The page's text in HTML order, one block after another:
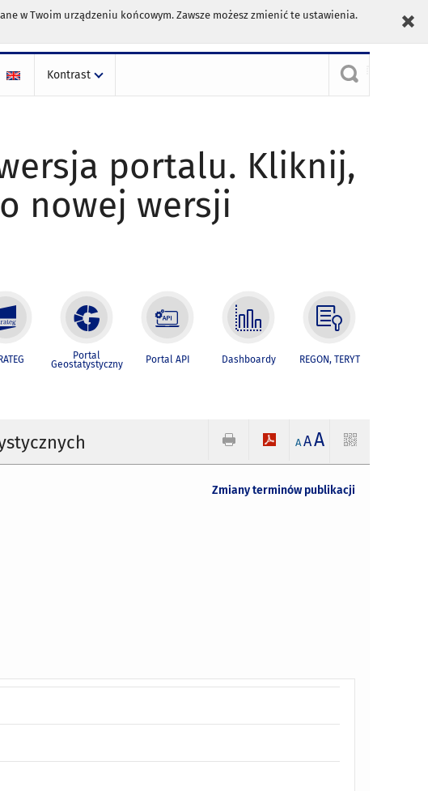
w Twoim urządzeniu końcowym. Zawsze możesz zmienić te ustawienia.
Kontrast
portalu. Kliknij,
nowej wersji
Portal
Geostatystyczny Portal API Dashboardy REGON, TERYT
A AA
Zmiany terminów publikacji